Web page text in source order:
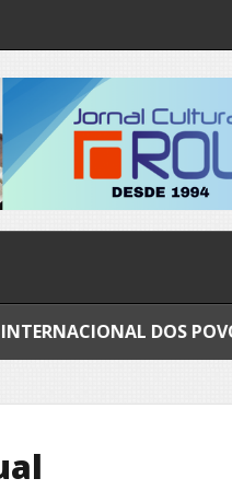
DOS POVOS INDÍGENAS